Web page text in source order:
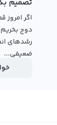
تصمیم
اگر
رشدهای
ضعیفی...